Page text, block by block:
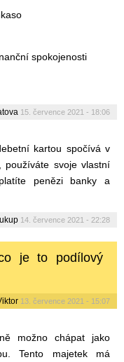
spokojenosti
15. července 2021 - 18:06
kartou spočívá v
svoje vlastní
penězi banky a
14. července 2021 - 22:28
je to podílový
13. července 2021 - 15:07
možno chápat jako
Tento majetek má